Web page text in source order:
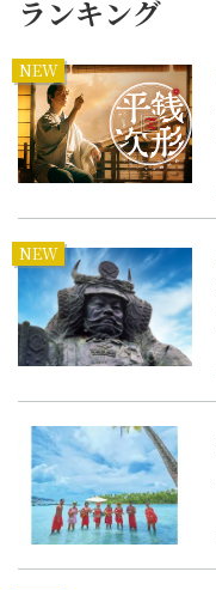
ランキング
NEW
NEW